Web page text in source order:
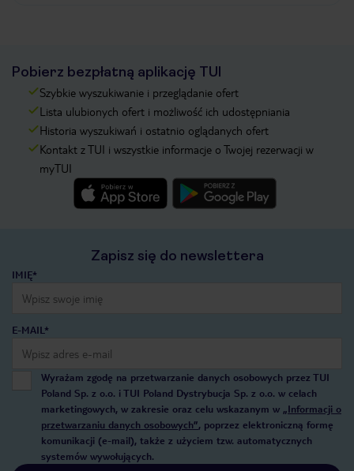
Pobierz bezpłatną aplikację TUI
Szybkie wyszukiwanie i przeglądanie ofert
Lista ulubionych ofert i możliwość ich udostępniania
Historia wyszukiwań i ostatnio oglądanych ofert
Kontakt z TUI i wszystkie informacje o Twojej rezerwacji w
myTUI
Zapisz się do newslettera
IMIĘ*
E-MAIL*
Wyrażam zgodę na przetwarzanie danych osobowych przez TUI
Poland Sp. z o.o. i TUI Poland Dystrybucja Sp. z o.o. w celach
marketingowych, w zakresie oraz celu wskazanym w „Informacji o
przetwarzaniu danych osobowych”, poprzez elektroniczną formę
komunikacji (e-mail), także z użyciem tzw. automatycznych
systemów wywołujących.